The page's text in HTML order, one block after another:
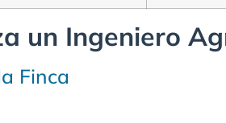
un Ingeniero
Finca